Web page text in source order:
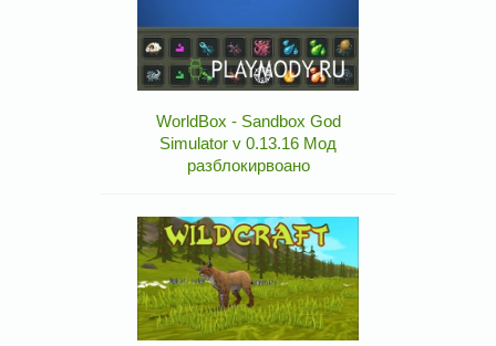
WorldBox - Sandbox God
Simulator v 0.13.16 Мод
разблокирвоано